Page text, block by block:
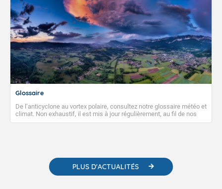
Glossaire
De l’anticyclone au vortex polaire, consultez notre glossaire météo et
climat. Non exhaustif, il est mis à jour régulièrement, au fil de nos
publications. Vous y trouverez également des liens utiles vers nos
PLUS D'ACTUALITÉS